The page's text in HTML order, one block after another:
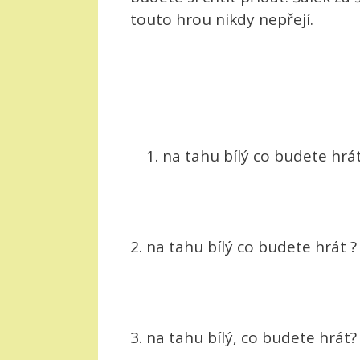
touto hrou nikdy nepřejí.
na tahu bílý co budete
2. na tahu bílý co budete hrát ?
3. na tahu bílý, co budete hrát?